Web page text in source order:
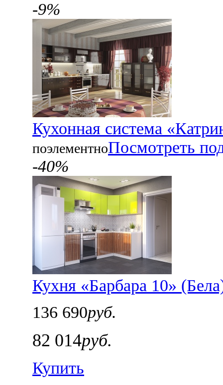
-9%
Кухонная система
поэлементноПосмотреть
-40%
Кухня «Барбара 10»
136 690руб.
82 014руб.
Купить